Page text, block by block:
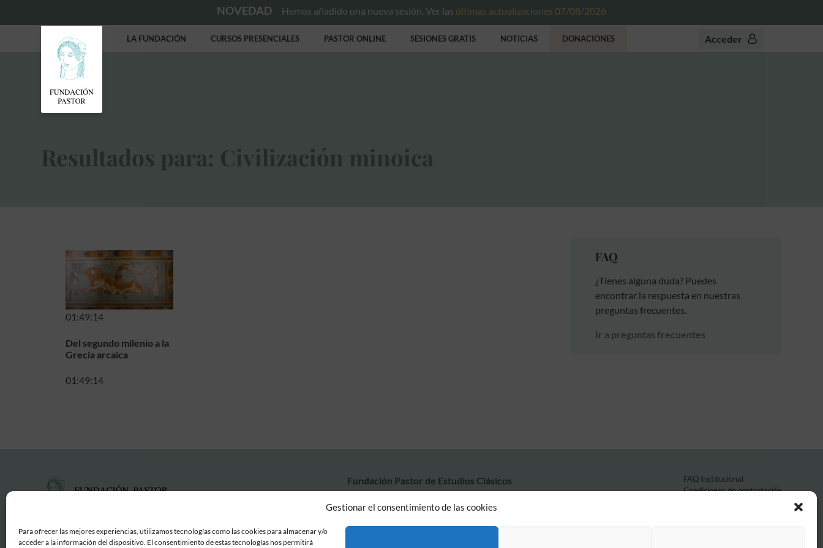
Gestionar el consentimiento de las cookies
Para ofrecer las mejores experiencias, utilizamos tecnologías como las cookies para almacenar y/o
acceder a la información del dispositivo. El consentimiento de estas tecnologías nos permitirá
NOVEDAD Hemos añadido una nueva sesión. Ver las últimas actualizaciones 07/08/2026
LA FUNDACIÓN CURSOS PRESENCIALES PASTOR ONLINE SESIONES GRATIS NOTICIAS DONACIONES Acceder
Resultados para: Civilización minoica
01:49:14
Del segundo milenio a la
Grecia arcaica
01:49:14
FAQ
¿Tienes alguna duda? Puedes
encontrar la respuesta en nuestras
preguntas frecuentes.
Ir a preguntas frecuentes
Fundación Pastor de Estudios Clásicos
Calle Serrano, 107. Madrid, 28006.
915617236
2026 Todos los derechos reservados © Fundación Pastor. Sitio web desarrollado por
FAQ Institucional
Condiciones de contratación